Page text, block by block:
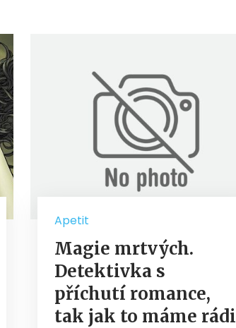
Apetit
Magie mrtvých.
Detektivka s
příchutí romance,
tak jak to máme rádi